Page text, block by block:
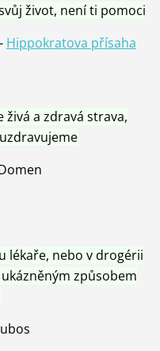
život, není ti pomoci
Hippokratova přísaha
živá a zdravá strava,
lékaře, nebo v drogérii
způsobem